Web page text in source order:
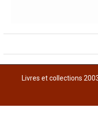
Livres et collections